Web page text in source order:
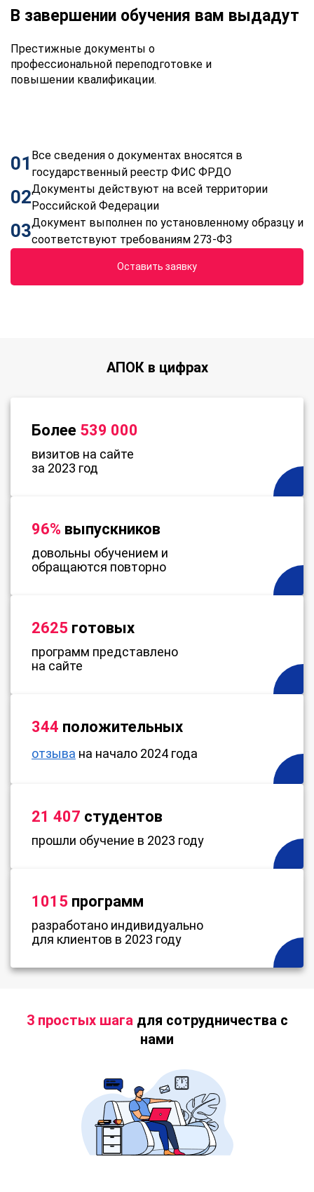
В завершении обучения вам выдадут
Престижные документы о
профессиональной переподготовке и
повышении квалификации.
01 Все сведения о документах вносятся в
государственный реестр ФИС ФРДО
02Документы действуют на всей территории
Российской Федерации
03Документ выполнен по установленному образцу и
соответствуют требованиям 273-ФЗ
Оставить заявку
АПОК в цифрах
Более 539 000
визитов на сайте
за 2023 год
96% выпускников
довольны обучением и
обращаются повторно
2625 готовых
программ представлено
на сайте
344 положительных
отзыва на начало 2024 года
21 407 студентов
прошли обучение в 2023 году
1015 программ
разработано индивидуально
для клиентов в 2023 году
3 простых шагадля сотрудничества с
нами